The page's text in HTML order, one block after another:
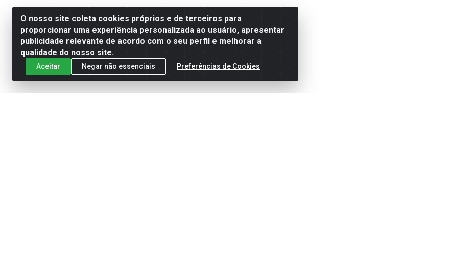
O nosso site coleta cookies próprios e de terceiros para
proporcionar uma experiência personalizada ao usuário, apresentar
publicidade relevante de acordo com o seu perfil e melhorar a
qualidade do nosso site.
Aceitar Negar não essenciais Preferências de Cookies